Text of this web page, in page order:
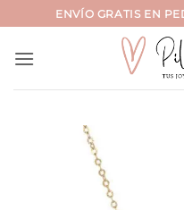
al
contenido
ENVÍO GRATIS EN